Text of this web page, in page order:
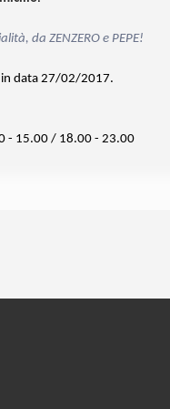
da ZENZERO e PEPE!
in data 27/02/2017.
- 15.00 / 18.00 - 23.00
o sulle modalità di